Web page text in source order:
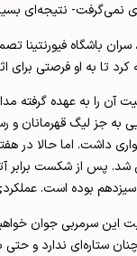
نمی‌گرفت- نتیجه‌ای
باشگاه فیورنتینا
کرد تا به او فرصتی
آن را به عهده
جز لیگ قهرمانان و
داشت. اما حالا در
(و بی‌سابقه از سال ۱۹۶۹
این سرمربی جوان
ستاره‌ای ندارد و حتی